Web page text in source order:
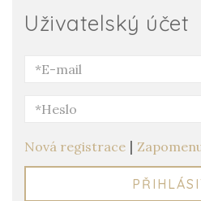
Uživatelský účet
Nová registrace |